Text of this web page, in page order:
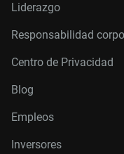
Liderazgo
Responsabilidad
Centro de Privacidad
Blog
Empleos
Inversores